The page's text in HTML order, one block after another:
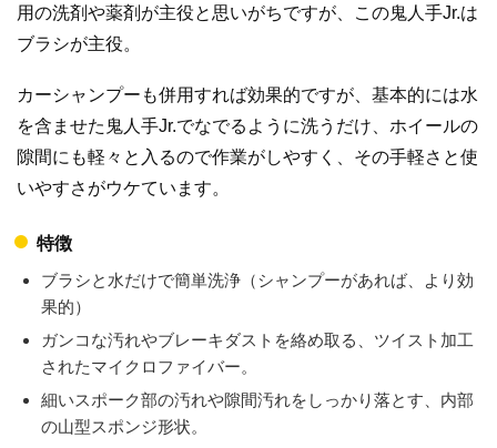
用の洗剤や薬剤が主役と思いがちですが、この鬼人手Jr.は
ブラシが主役。
カーシャンプーも併用すれば効果的ですが、基本的には水
を含ませた鬼人手Jr.でなでるように洗うだけ、ホイールの
隙間にも軽々と入るので作業がしやすく、その手軽さと使
いやすさがウケています。
特徴
ブラシと水だけで簡単洗浄（シャンプーがあれば、より効
果的）
ガンコな汚れやブレーキダストを絡め取る、ツイスト加工
されたマイクロファイバー。
細いスポーク部の汚れや隙間汚れをしっかり落とす、内部
の山型スポンジ形状。